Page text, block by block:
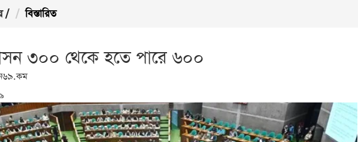
/ বিস্তারিত
৩০০ থেকে হতে পারে ৬০০